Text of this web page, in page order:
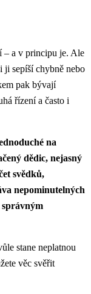
– a v principu je. Ale
ji sepíší chybně nebo
pak bývají
řízení a často i
na
dědic, nejasný
svědků,
nepominutelných
stane neplatnou
věc svěřit